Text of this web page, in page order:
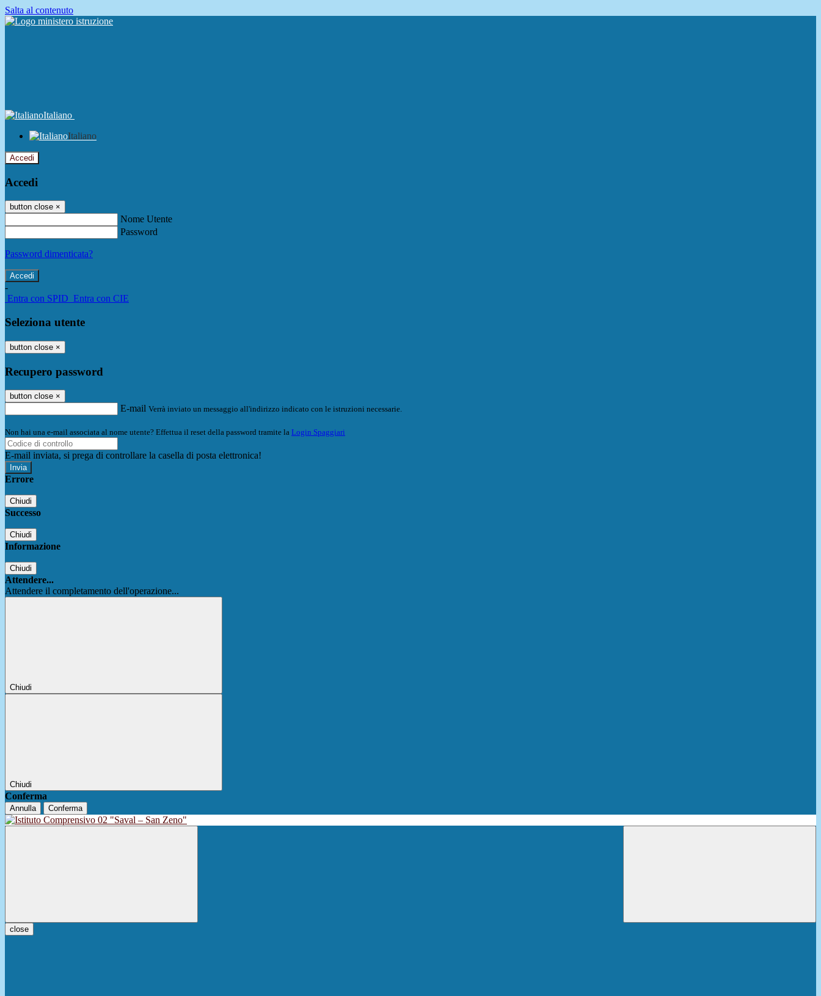
Salta al contenuto
Italiano
Italiano
Accedi
Accedi
button close ×
Nome Utente
Password
Password dimenticata?
-
Entra con SPID Entra con CIE
Seleziona utente
button close ×
Recupero password
button close ×
E-mail Verrà inviato un messaggio all'indirizzo indicato con le istruzioni necessarie.
Non hai una e-mail associata al nome utente? Effettua il reset della password tramite la Login Spaggiari
E-mail inviata, si prega di controllare la casella di posta elettronica!
Errore
Chiudi
Successo
Chiudi
Informazione
Chiudi
Attendere...
Attendere il completamento dell'operazione...
Chiudi
Chiudi
Conferma
Annulla Conferma
close